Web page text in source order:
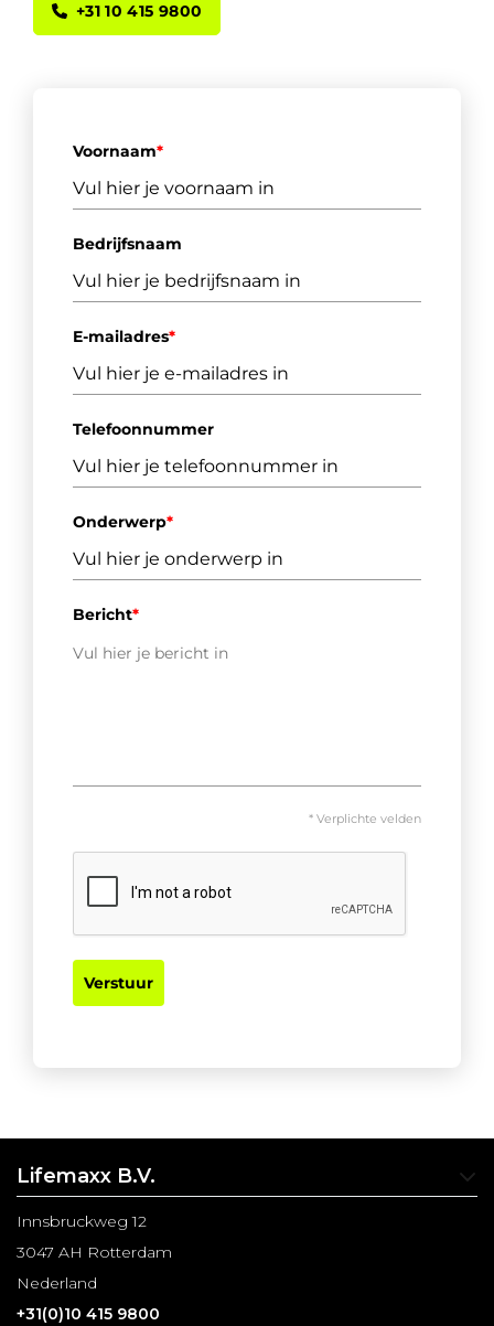
+31 10 415 9800
Voornaam*
Bedrijfsnaam
E-mailadres*
Telefoonnummer
Onderwerp*
Bericht*
* Verplichte velden
Verstuur
Lifemaxx B.V.
Innsbruckweg 12
3047 AH Rotterdam
Nederland
+31(0)10 415 9800